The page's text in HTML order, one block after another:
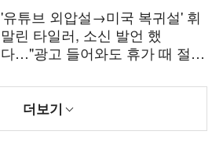
'유튜브 외압설→미국 복귀설' 휘
말린 타일러, 소신 발언 했
다…"광고 들어와도 휴가 때 절대
더보기